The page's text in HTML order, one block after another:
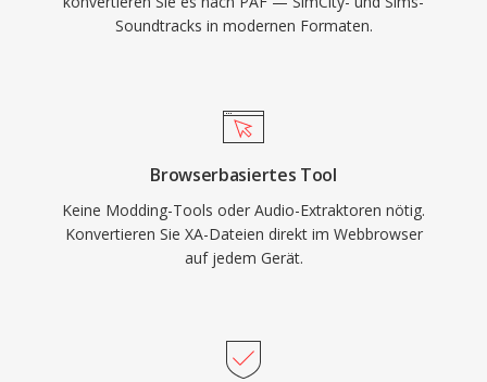
Soundtracks in modernen Formaten.
Browserbasiertes Tool
Keine Modding-Tools oder Audio-Extraktoren nötig.
Konvertieren Sie XA-Dateien direkt im Webbrowser
auf jedem Gerät.